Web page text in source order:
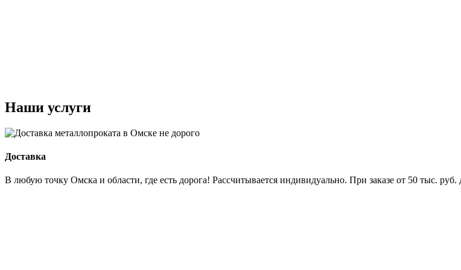
Наши услуги
Доставка
В любую точку Омска и области, где есть дорога! Рассчитывается индивидуально. При заказе от 50 тыс.